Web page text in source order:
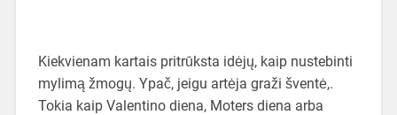
Kiekvienam kartais pritrūksta idėjų, kaip nustebinti
mylimą žmogų. Ypač, jeigu artėja graži šventė,.
Tokia kaip Valentino diena, Moters diena arba